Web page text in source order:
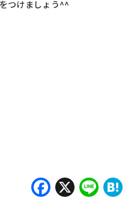
つけましょう^^
X